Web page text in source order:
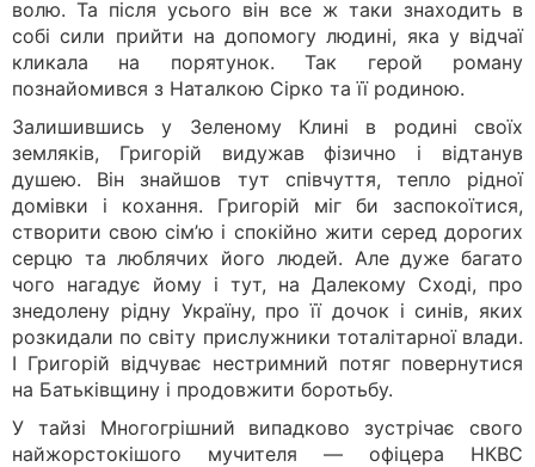
волю. Та після усього він все ж таки знаходить в
собі сили прийти на допомогу людині, яка у відчаї
кликала на порятунок. Так герой роману
познайомився з Наталкою Сірко та її родиною.
Залишившись у Зеленому Клині в родині своїх
земляків, Григорій видужав фізично і відтанув
душею. Він знайшов тут співчуття, тепло рідної
домівки і кохання. Григорій міг би заспокоїтися,
створити свою сім’ю і спокійно жити серед дорогих
серцю та люблячих його людей. Але дуже багато
чого нагадує йому і тут, на Далекому Сході, про
знедолену рідну Україну, про її дочок і синів, яких
розкидали по світу прислужники тоталітарної влади.
І Григорій відчуває нестримний потяг повернутися
на Батьківщину і продовжити боротьбу.
У тайзі Многогрішний випадково зустрічає свого
найжорстокішого мучителя — офіцера НКВС